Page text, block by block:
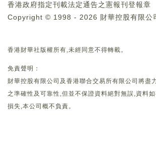
香港政府指定刊載法定通告之憲報刊登報章
Copyright © 1998 - 2026 財華控股有限公
香港財華社版權所有,未經同意不得轉載。
免責聲明：
財華控股有限公司及香港聯合交易所有限公司將盡
之準確性及可靠性,但並不保證資料絕對無誤,資料
損失,本公司概不負責。